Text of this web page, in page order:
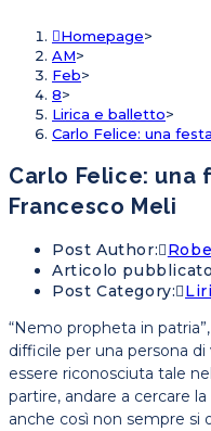
Homepage>
AM>
Feb>
8>
Lirica e balletto>
Carlo Felice: una
Carlo Felice: una
Francesco Meli
Post Author:
Articolo
Post Category:
“Nemo propheta in
difficile per una persona
essere riconosciuta tale
partire, andare a cercare
anche così non sempre si